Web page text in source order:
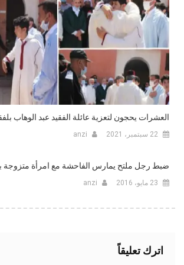
العشرات يحجون لتعزية عائلة الفقيد عبد الوهاب
22 سبتمبر، 2021 anzi
ضبط رجل ملتح يمارس الفاحشة مع امرأة متزوجة
23 مايو، 2016 anzi
اترك تعليقاً